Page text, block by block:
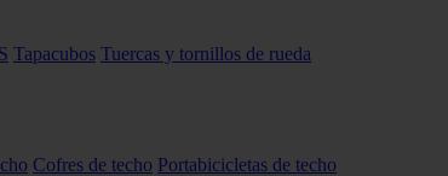
Tapacubos Tuercas y tornillos de rueda
Cofres de techo Portabicicletas de techo